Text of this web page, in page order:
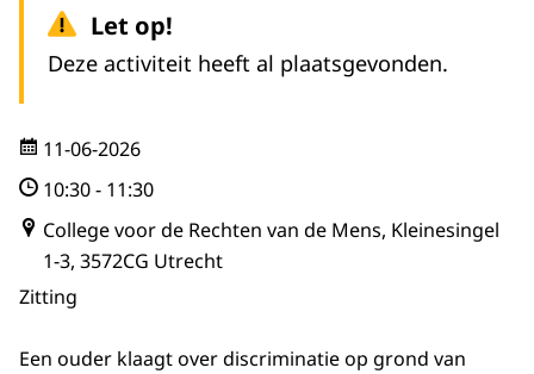
Let op!
Deze activiteit heeft al plaatsgevonden.
11-06-2026
10:30- 11:30
College voor de Rechten van de Mens, Kleinesingel
1-3, 3572CG Utrecht
Zitting
Een ouder klaagt over discriminatie op grond van